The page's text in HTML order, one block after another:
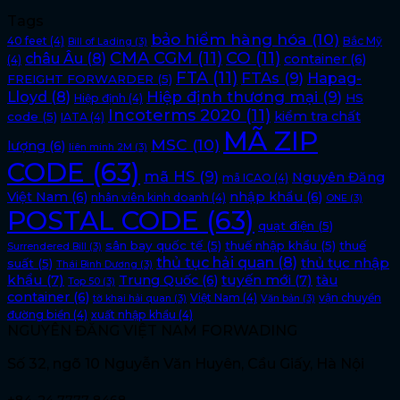
40 feet (4) Bill of Lading (3) bảo hiểm hàng hóa (10) Bắc Mỹ
(4) châu Âu (8) CMA CGM (11) CO (11) container (6)
FREIGHT FORWARDER (5) FTA (11) FTAs (9) Hapag-
Lloyd (8) Hiệp định (4) Hiệp định thương mại (9) HS
code (5) IATA (4) Incoterms 2020 (11) kiểm tra chất
lượng (6) liên minh 2M (3) MSC (10) MÃ ZIP
CODE (63) mã HS (9) mã ICAO (4) Nguyên Đăng
Việt Nam (6) nhân viên kinh doanh (4) nhập khẩu (6) ONE (3)
POSTAL CODE (63) quạt điện (5)
Surrendered Bill (3) sân bay quốc tế (5) thuế nhập khẩu (5) thuế
suất (5) Thái Bình Dương (3) thủ tục hải quan (8) thủ tục nhập
khẩu (7) Top 50 (3) Trung Quốc (6) tuyến mới (7) tàu
container (6) tờ khai hải quan (3) Việt Nam (4) Văn bản (3) vận chuyển
đường biển (4) xuất nhập khẩu (4)